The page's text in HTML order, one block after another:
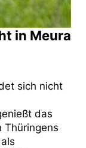
in Meura
sich nicht
das
Thüringens